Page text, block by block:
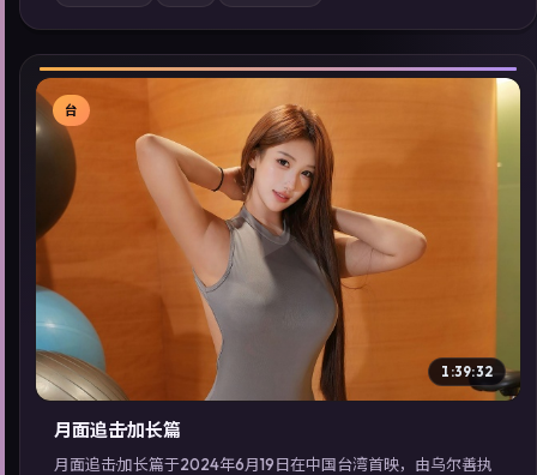
索同类型高分佳作，畅享高清在线追剧体验。
▶
台
1:39:32
月面追击·加长篇
月面追击·加长篇于2024年6月19日在中国台湾首映，由乌尔善执